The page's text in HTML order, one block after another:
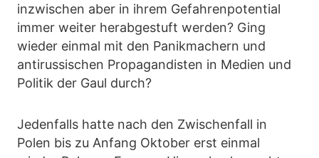
inzwischen aber in ihrem Gefahrenpotential
immer weiter herabgestuft werden? Ging
wieder einmal mit den Panikmachern und
antirussischen Propagandisten in Medien und
Politik der Gaul durch?
Jedenfalls hatte nach den Zwischenfall in
Polen bis zu Anfang Oktober erst einmal